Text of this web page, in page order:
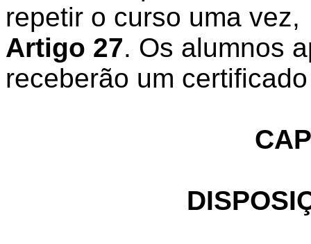
repetir o curso uma vez,
Artigo 27. Os alumnos
receberão um